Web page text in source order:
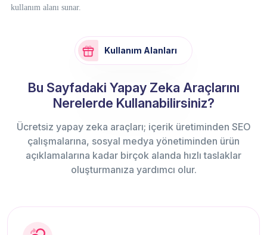
kullanım alanı sunar.
Kullanım Alanları
Bu Sayfadaki Yapay Zeka Araçlarını
Nerelerde Kullanabilirsiniz?
Ücretsiz yapay zeka araçları; içerik üretiminden SEO
çalışmalarına, sosyal medya yönetiminden ürün
açıklamalarına kadar birçok alanda hızlı taslaklar
oluşturmanıza yardımcı olur.